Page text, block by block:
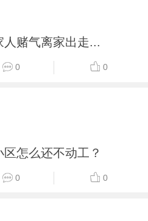
赌气离家出走...
0 0
怎么还不动工？
0 0